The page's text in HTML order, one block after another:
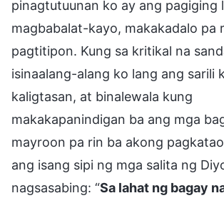
pinagtutuunan ko ay ang pagiging
magbabalat-kayo, makakadalo pa
pagtitipon. Kung sa kritikal na
isinaalang-alang ko lang ang sarili
kaligtasan, at binalewala kung
makakapanindigan ba ang mga
mayroon pa rin ba akong
ang isang sipi ng mga salita ng
nagsasabing: “Sa lahat ng bagay